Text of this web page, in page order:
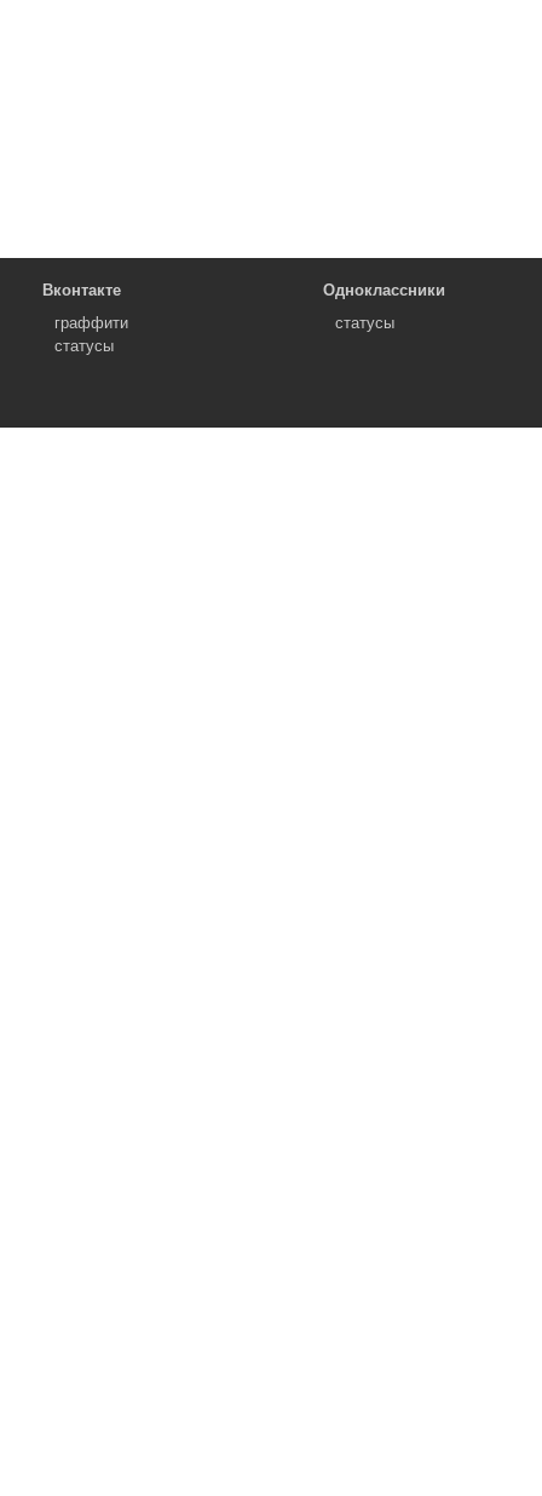
Вконтакте
граффити
статусы
Одноклассники
статусы